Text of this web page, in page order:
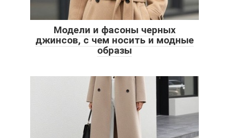
Модели и фасоны черных
джинсов, с чем носить и модные
образы